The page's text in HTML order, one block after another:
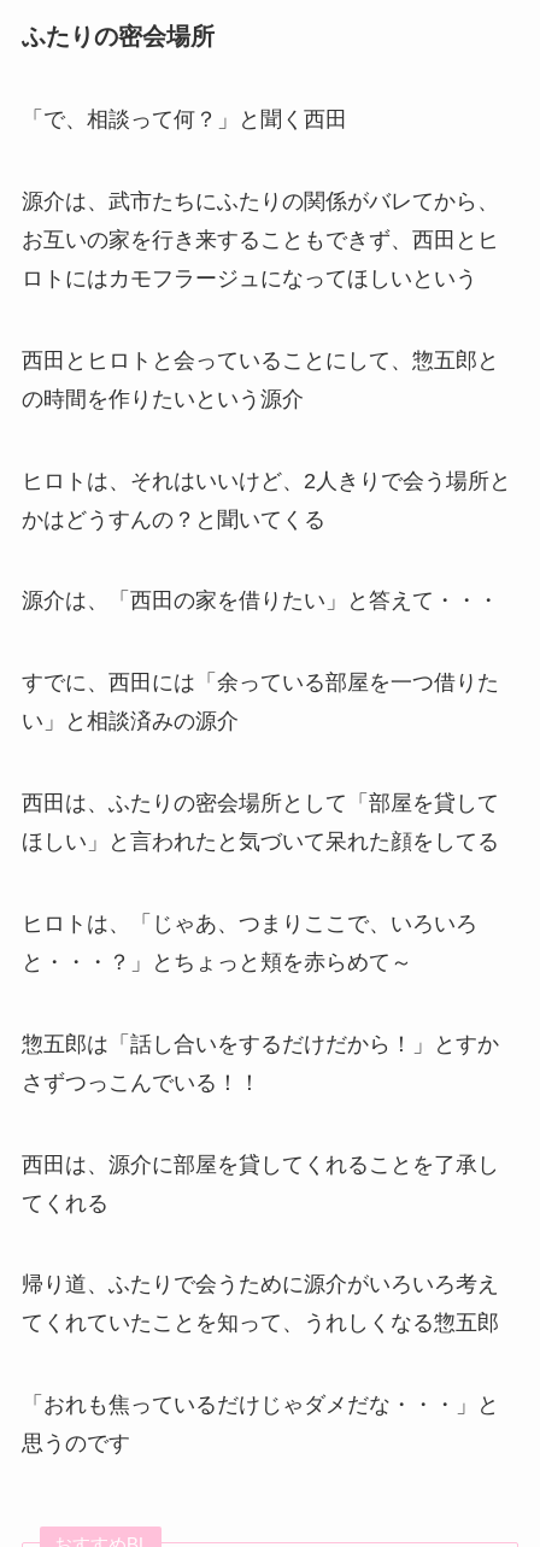
ふたりの密会場所
「で、相談って何？」と聞く西田
源介は、武市たちにふたりの関係がバレてから、
お互いの家を行き来することもできず、西田とヒ
ロトにはカモフラージュになってほしいという
西田とヒロトと会っていることにして、惣五郎と
の時間を作りたいという源介
ヒロトは、それはいいけど、2人きりで会う場所と
かはどうすんの？と聞いてくる
源介は、「西田の家を借りたい」と答えて・・・
すでに、西田には「余っている部屋を一つ借りた
い」と相談済みの源介
西田は、ふたりの密会場所として「部屋を貸して
ほしい」と言われたと気づいて呆れた顔をしてる
ヒロトは、「じゃあ、つまりここで、いろいろ
と・・・？」とちょっと頬を赤らめて～
惣五郎は「話し合いをするだけだから！」とすか
さずつっこんでいる！！
西田は、源介に部屋を貸してくれることを了承し
てくれる
帰り道、ふたりで会うために源介がいろいろ考え
てくれていたことを知って、うれしくなる惣五郎
「おれも焦っているだけじゃダメだな・・・」と
思うのです